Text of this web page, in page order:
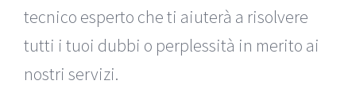
tecnico esperto che ti aiuterà a risolvere
tutti i tuoi dubbi o perplessità in merito ai
nostri servizi.